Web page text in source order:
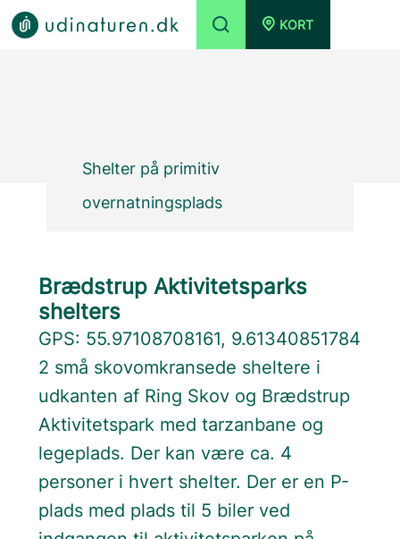
KORT
Shelter på primitiv
overnatningsplads
Brædstrup Aktivitetsparks
shelters
GPS: 55.97108708161, 9.61340851784
2 små skovomkransede sheltere i
udkanten af Ring Skov og Brædstrup
Aktivitetspark med tarzanbane og
legeplads. Der kan være ca. 4
personer i hvert shelter. Der er en P-
plads med plads til 5 biler ved